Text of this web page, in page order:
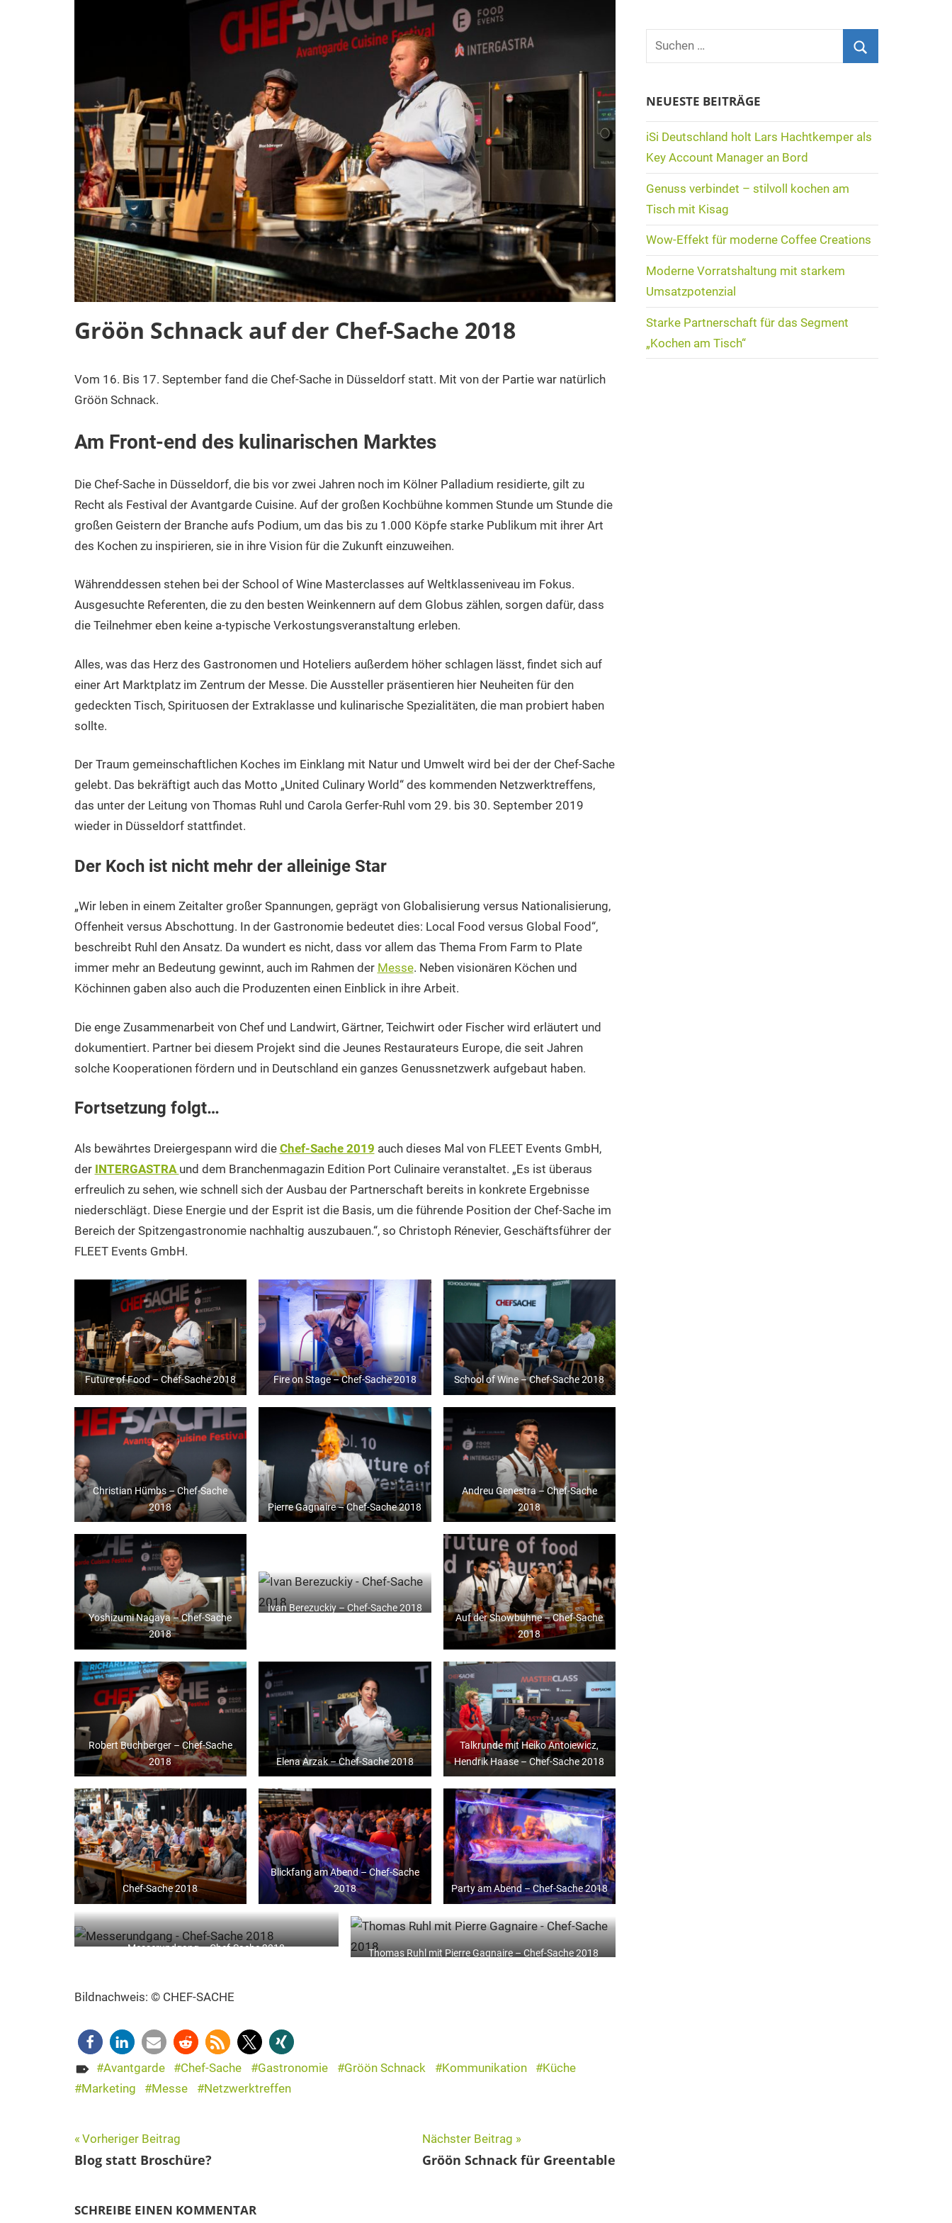
Gröön Schnack auf der Chef-Sache 2018
18.
September
Carina
Gröön
Schnack
Vom 16. Bis 17. September fand die Chef-Sache in Düsseldorf statt. Mit von der Partie war natürlich
Gröön Schnack.
Am Front-end des kulinarischen Marktes
Die Chef-Sache in Düsseldorf, die bis vor zwei Jahren noch im Kölner Palladium residierte, gilt zu
Recht als Festival der Avantgarde Cuisine. Auf der großen Kochbühne kommen Stunde um Stunde die
großen Geistern der Branche aufs Podium, um das bis zu 1.000 Köpfe starke Publikum mit ihrer Art
des Kochen zu inspirieren, sie in ihre Vision für die Zukunft einzuweihen.
Währenddessen stehen bei der School of Wine Masterclasses auf Weltklasseniveau im Fokus.
Ausgesuchte Referenten, die zu den besten Weinkennern auf dem Globus zählen, sorgen dafür, dass
die Teilnehmer eben keine a-typische Verkostungsveranstaltung erleben.
Alles, was das Herz des Gastronomen und Hoteliers außerdem höher schlagen lässt, findet sich auf
einer Art Marktplatz im Zentrum der Messe. Die Aussteller präsentieren hier Neuheiten für den
gedeckten Tisch, Spirituosen der Extraklasse und kulinarische Spezialitäten, die man probiert haben
sollte.
Der Traum gemeinschaftlichen Koches im Einklang mit Natur und Umwelt wird bei der der Chef-Sache
gelebt. Das bekräftigt auch das Motto „United Culinary World“ des kommenden Netzwerktreffens,
das unter der Leitung von Thomas Ruhl und Carola Gerfer-Ruhl vom 29. bis 30. September 2019
wieder in Düsseldorf stattfindet.
Der Koch ist nicht mehr der alleinige Star
„Wir leben in einem Zeitalter großer Spannungen, geprägt von Globalisierung versus Nationalisierung,
Offenheit versus Abschottung. In der Gastronomie bedeutet dies: Local Food versus Global Food“,
beschreibt Ruhl den Ansatz. Da wundert es nicht, dass vor allem das Thema From Farm to Plate
immer mehr an Bedeutung gewinnt, auch im Rahmen der Messe. Neben visionären Köchen und
Köchinnen gaben also auch die Produzenten einen Einblick in ihre Arbeit.
Die enge Zusammenarbeit von Chef und Landwirt, Gärtner, Teichwirt oder Fischer wird erläutert und
dokumentiert. Partner bei diesem Projekt sind die Jeunes Restaurateurs Europe, die seit Jahren
solche Kooperationen fördern und in Deutschland ein ganzes Genussnetzwerk aufgebaut haben.
Fortsetzung folgt…
Als bewährtes Dreiergespann wird die Chef-Sache 2019 auch dieses Mal von FLEET Events GmbH,
der INTERGASTRA und dem Branchenmagazin Edition Port Culinaire veranstaltet. „Es ist überaus
erfreulich zu sehen, wie schnell sich der Ausbau der Partnerschaft bereits in konkrete Ergebnisse
niederschlägt. Diese Energie und der Esprit ist die Basis, um die führende Position der Chef-Sache im
Bereich der Spitzengastronomie nachhaltig auszubauen.“, so Christoph Rénevier, Geschäftsführer der
FLEET Events GmbH.
Future of Food – Chef-Sache 2018 Fire on Stage – Chef-Sache 2018 School of Wine – Chef-Sache 2018
Christian Hümbs – Chef-Sache
2018
Pierre Gagnaire – Chef-Sache 2018
Andreu Genestra – Chef-Sache
2018
Yoshizumi Nagaya – Chef-Sache
2018
Ivan Berezuckiy – Chef-Sache 2018
Auf der Showbühne – Chef-Sache
2018
Robert Buchberger – Chef-Sache
2018
Elena Arzak – Chef-Sache 2018
Talkrunde mit Heiko Antoiewicz,
Hendrik Haase – Chef-Sache 2018
Chef-Sache 2018
Blickfang am Abend – Chef-Sache
2018
Party am Abend – Chef-Sache 2018
Messerundgang – Chef-Sache 2018 Thomas Ruhl mit Pierre Gagnaire – Chef-Sache 2018
Bildnachweis: © CHEF-SACHE
Avantgarde Chef-Sache Gastronomie Gröön Schnack Kommunikation
Küche
Marketing
Messe Netzwerktreffen
Beitragsnavigation
Vorheriger Beitrag
Blog statt Broschüre?
Nächster Beitrag
Gröön Schnack für Greentable
SCHREIBE EINEN KOMMENTAR
Suchen
NEUESTE BEITRÄGE
iSi Deutschland holt Lars Hachtkemper als
Key Account Manager an Bord
Genuss verbindet – stilvoll kochen am
Tisch mit Kisag
Wow-Effekt für moderne Coffee Creations
Moderne Vorratshaltung mit starkem
Umsatzpotenzial
Starke Partnerschaft für das Segment
„Kochen am Tisch“